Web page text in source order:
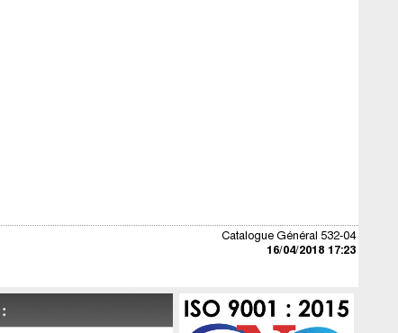
Catalogue Général 532-04
16/04/2018 17:23